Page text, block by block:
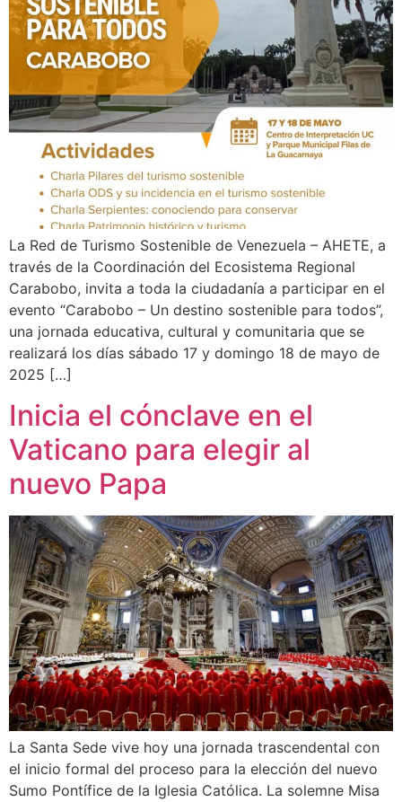
La Red de Turismo Sostenible de Venezuela – AHETE, a
través de la Coordinación del Ecosistema Regional
Carabobo, invita a toda la ciudadanía a participar en el
evento “Carabobo – Un destino sostenible para todos”,
una jornada educativa, cultural y comunitaria que se
realizará los días sábado 17 y domingo 18 de mayo de
2025 […]
Inicia el cónclave en el
Vaticano para elegir al
nuevo Papa
La Santa Sede vive hoy una jornada trascendental con
el inicio formal del proceso para la elección del nuevo
Sumo Pontífice de la Iglesia Católica. La solemne Misa